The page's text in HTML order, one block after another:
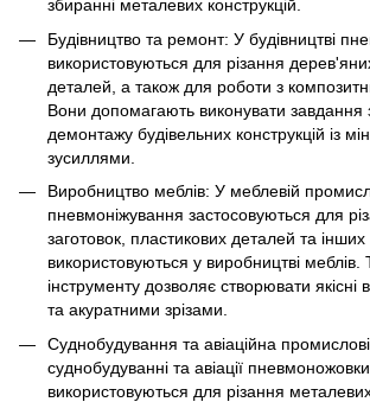
збиранні металевих конструкцій.
Будівництво та ремонт: У будівництві
використовуються для різання
деталей, а також для роботи з
Вони допомагають виконувати завдання
демонтажу будівельних конструкцій із
зусиллями.
Виробництво меблів: У меблевій
пневмоніжування застосовуються для
заготовок, пластикових деталей та
використовуються у виробництві меблів.
інструменту дозволяє створювати якісні
та акуратними зрізами.
Суднобудування та авіаційна
суднобудуванні та авіації пневмоножовки
використовуються для різання